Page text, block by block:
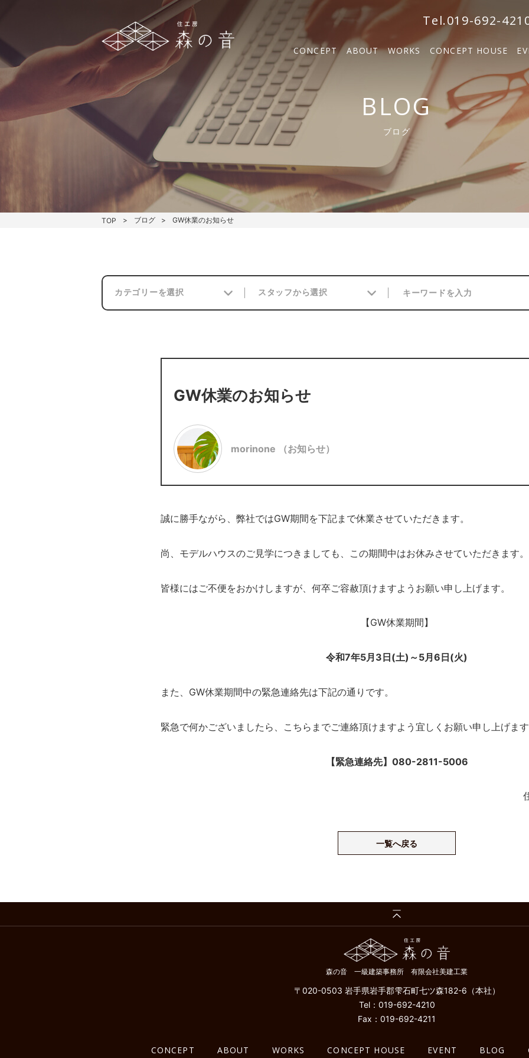
Tel.019-692-
CONCEPT ABOUT WORKS CONCEPT HOUSE
森の家
BOSCO VILLA
SOLM【販売中】
BLOG
ブログ
TOP ブログ GW休業のお知らせ
BOSCO VILLA
SOLM
GW休業のお知らせ
morinone （お知らせ）
誠に勝手ながら、弊社ではGW期間を下記まで休業させていただきます。
尚、モデルハウスのご見学につきましても、この期間中はお休みさせていただきます。
皆様にはご不便をおかけしますが、何卒ご容赦頂けますようお願い申し上げます。
【GW休業期間】
令和7年5月3日(土)～5月6日(火)
また、GW休業期間中の緊急連絡先は下記の通りです。
緊急で何かございましたら、こちらまでご連絡頂けますよう宜しくお願い申し上げま
【緊急連絡先】080-2811-5006
一覧へ戻る
森の音 一級建築事務所 有限会社美建工業
〒020-0503 岩手県岩手郡雫石町七ツ森182-6（本社）
Tel：019-692-4210
Fax：019-692-4211
CONCEPT ABOUT WORKS CONCEPT HOUSE EVENT BLOG